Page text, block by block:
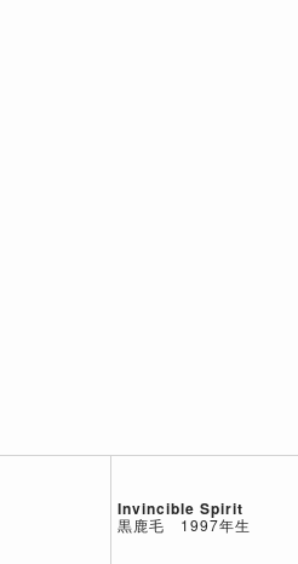
Invincible Spirit
黒鹿毛 1997年生